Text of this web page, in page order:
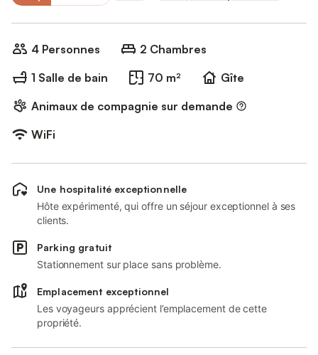
4 Personnes
2 Chambres
1 Salle de bain
70 m²
Gîte
Animaux de compagnie sur demande
WiFi
Une hospitalité exceptionnelle
Hôte expérimenté, qui offre un séjour exceptionnel à ses
clients.
Parking gratuit
Stationnement sur place sans problème.
Emplacement exceptionnel
Les voyageurs apprécient l’emplacement de cette
propriété.